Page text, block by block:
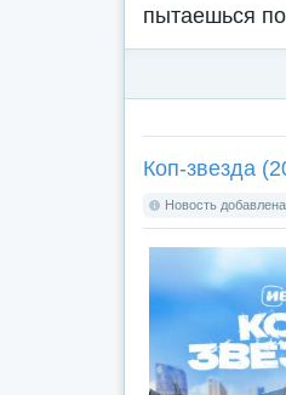
пытаешься
Коп-звезда
Новость